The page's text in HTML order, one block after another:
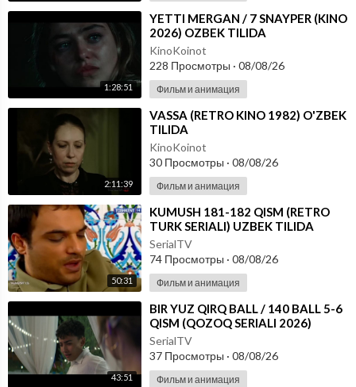
1:28:51
⁣YETTI MERGAN / 7 SNAYPER (KINO
2026) OZBEK TILIDA
KinoKoinot
228 Просмотры · 08/08/26
Фильм и анимация
2:11:39
⁣VASSA (RETRO KINO 1982) O'ZBEK
TILIDA
KinoKoinot
30 Просмотры · 08/08/26
Фильм и анимация
50:31
⁣KUMUSH 181-182 QISM (RETRO
TURK SERIALI) UZBEK TILIDA
SerialTV
74 Просмотры · 08/08/26
Фильм и анимация
43:51
⁣⁣BIR YUZ QIRQ BALL / 140 BALL 5-6
QISM (QOZOQ SERIALI 2026)
UZBEK TILIDA
SerialTV
37 Просмотры · 08/08/26
Фильм и анимация